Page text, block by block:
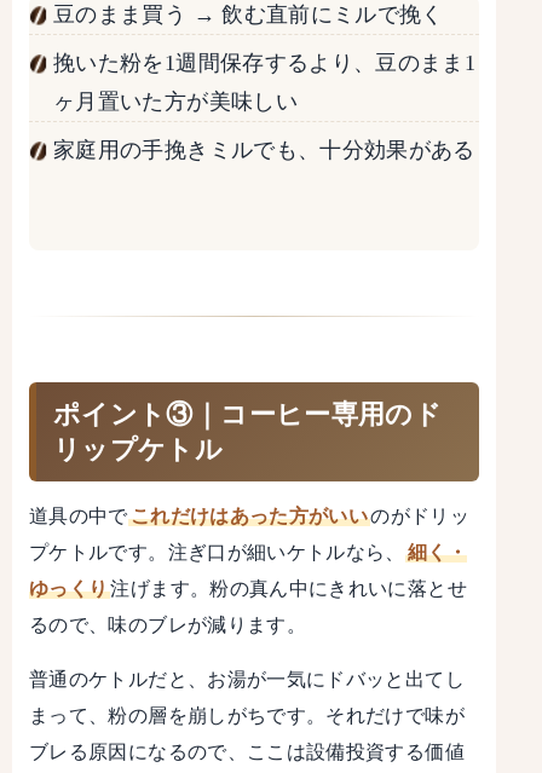
豆のまま買う → 飲む直前にミルで挽く
挽いた粉を1週間保存するより、豆のまま1
ヶ月置いた方が美味しい
家庭用の手挽きミルでも、十分効果がある
ポイント③｜コーヒー専用のド
リップケトル
道具の中でこれだけはあった方がいいのがドリッ
プケトルです。注ぎ口が細いケトルなら、
細く・
ゆっくり注げます。粉の真ん中にきれいに落とせ
るので、味のブレが減ります。
普通のケトルだと、お湯が一気にドバッと出てし
まって、粉の層を崩しがちです。それだけで味が
ブレる原因になるので、ここは設備投資する価値